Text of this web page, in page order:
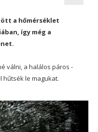
a hőmérséklet
így még a
válni, a halálos páros -
hűtsék le magukat.